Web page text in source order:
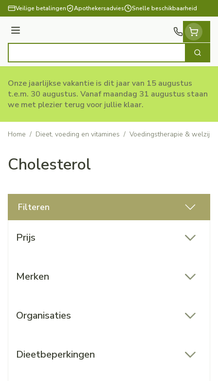
Ga naar de inhoud
Veilige betalingen Apothekersadvies Snelle beschikbaarheid
Menu
Zoek
Onze jaarlijkse vakantie is dit jaar van 15 augustus
t.e.m. 30 augustus. Vanaf maandag 31 augustus staan
we met plezier terug voor jullie klaar.
Home / Dieet, voeding en vitamines / Voedingstherapie & welzijn
Cholesterol
Filteren
Prijs
Merken
Organisaties
Dieetbeperkingen